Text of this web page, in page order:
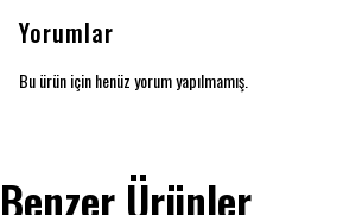
Yorumlar
Bu ürün için henüz yorum yapılmamış.
Benzer Ürünler